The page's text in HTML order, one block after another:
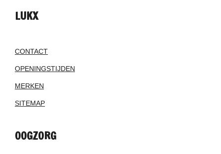
LUKX
CONTACT
OPENINGSTIJDEN
MERKEN
SITEMAP
OOGZORG